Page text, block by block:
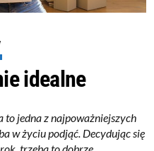
idealne
to jedna z najpoważniejszych
w życiu podjąć. Decydując się